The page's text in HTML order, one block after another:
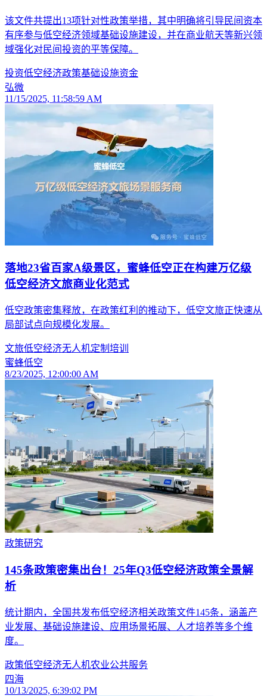
该文件共提出13项针对性政策举措，其中明确将引导民间资本
有序参与低空经济领域基础设施建设，并在商业航天等新兴领
域强化对民间投资的平等保障。
投资低空经济政策基础设施资金
弘微
11/15/2025, 11:58:59 AM
落地23省百家A级景区，蜜蜂低空正在构建万亿级
低空经济文旅商业化范式
低空政策密集释放，在政策红利的推动下，低空文旅正快速从
局部试点向规模化发展。
文旅低空经济无人机定制 培训
蜜蜂低空
8/23/2025, 12:00:00 AM
政策研究
145条政策密集出台！25年Q3低空经济政策全景解
析
统计期内，全国共发布低空经济相关政策文件145条，涵盖产
业发展、基础设施建设、应用场景拓展、人才培养等多个维
度。
政策低空经济无人机农业公共服务
四海
10/13/2025, 6:39:02 PM